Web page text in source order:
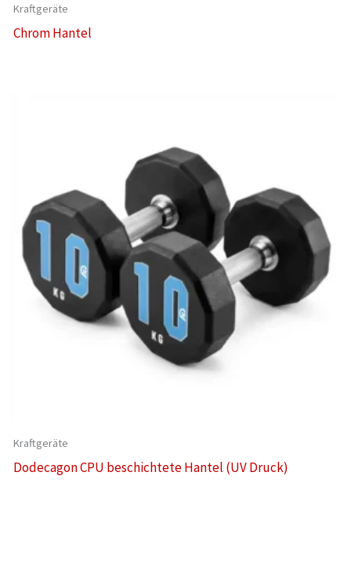
Kraftgeräte
Chrom Hantel
Kraftgeräte
Dodecagon CPU beschichtete Hantel (UV Druck)